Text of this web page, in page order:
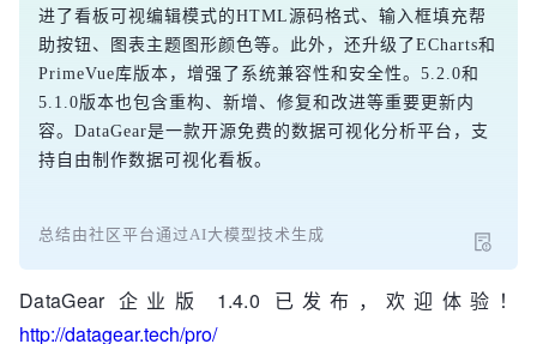
进了看板可视编辑模式的HTML源码格式、输入框填充帮
助按钮、图表主题图形颜色等。此外，还升级了ECharts和
PrimeVue库版本，增强了系统兼容性和安全性。5.2.0和
5.1.0版本也包含重构、新增、修复和改进等重要更新内
容。DataGear是一款开源免费的数据可视化分析平台，支
持自由制作数据可视化看板。
总结由社区平台通过AI大模型技术生成
DataGear 企业版 1.4.0 已发布，欢迎体验！
http://datagear.tech/pro/